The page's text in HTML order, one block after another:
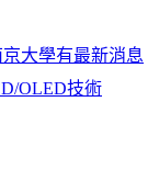
大學有最新消息
OLED技術